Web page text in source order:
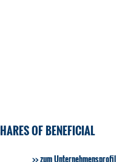
OF BENEFICIAL
zum Unternehmensprofil